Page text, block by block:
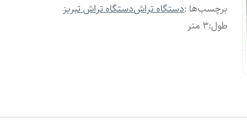
برچسب‌ها :دستگاه تراشدستگاه تراش تبریز
طول:3 متر